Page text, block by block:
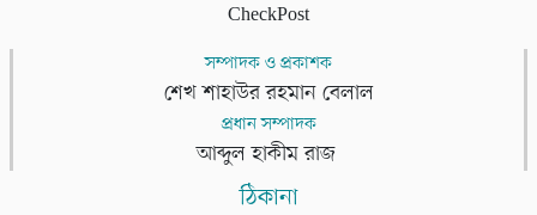
CheckPost
সম্পাদক ও প্রকাশক
শেখ শাহাউর রহমান বেলাল
প্রধান সম্পাদক
আব্দুল হাকীম রাজ
ঠিকানা